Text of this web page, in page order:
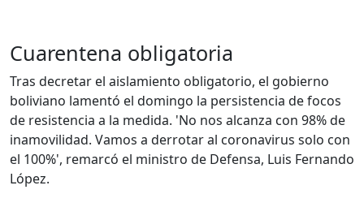
Cuarentena obligatoria
Tras decretar el aislamiento obligatorio, el gobierno
boliviano lamentó el domingo la persistencia de focos
de resistencia a la medida. 'No nos alcanza con 98% de
inamovilidad. Vamos a derrotar al coronavirus solo con
el 100%', remarcó el ministro de Defensa, Luis Fernando
López.